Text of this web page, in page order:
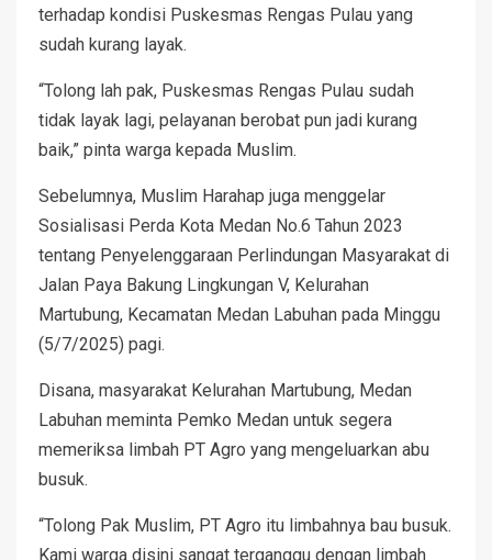
terhadap kondisi Puskesmas Rengas Pulau yang
sudah kurang layak.
“Tolong lah pak, Puskesmas Rengas Pulau sudah
tidak layak lagi, pelayanan berobat pun jadi kurang
baik,” pinta warga kepada Muslim.
Sebelumnya, Muslim Harahap juga menggelar
Sosialisasi Perda Kota Medan No.6 Tahun 2023
tentang Penyelenggaraan Perlindungan Masyarakat di
Jalan Paya Bakung Lingkungan V, Kelurahan
Martubung, Kecamatan Medan Labuhan pada Minggu
(5/7/2025) pagi.
Disana, masyarakat Kelurahan Martubung, Medan
Labuhan meminta Pemko Medan untuk segera
memeriksa limbah PT Agro yang mengeluarkan abu
busuk.
“Tolong Pak Muslim, PT Agro itu limbahnya bau busuk.
Kami warga disini sangat terganggu dengan limbah